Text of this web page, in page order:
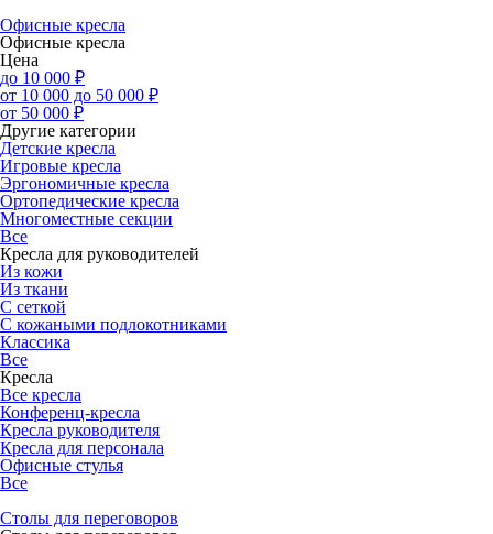
Офисные кресла
Офисные кресла
Цена
до 10 000 ₽
от 10 000 до 50 000 ₽
от 50 000 ₽
Другие категории
Детские кресла
Игровые кресла
Эргономичные кресла
Ортопедические кресла
Многоместные секции
Все
Кресла для руководителей
Из кожи
Из ткани
С сеткой
С кожаными подлокотниками
Классика
Все
Кресла
Все кресла
Конференц-кресла
Кресла руководителя
Кресла для персонала
Офисные стулья
Все
Столы для переговоров